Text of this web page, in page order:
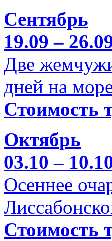
Сентябрь
19.09 – 26.09
Две
дней на
Стоимость
Октябрь
03.10 – 10.10
Осеннее
Стоимость